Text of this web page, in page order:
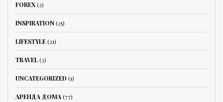
FOREX(2)
INSPIRATION(25)
LIFESTYLE(21)
TRAVEL(3)
UNCATEGORIZED (1)
АРЕНДА ДОМА(77)